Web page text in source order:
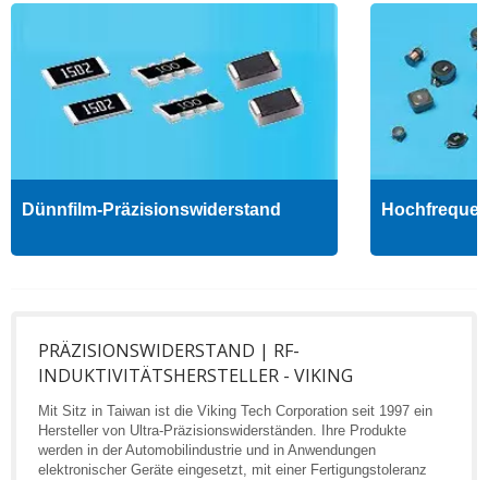
Dünnfilm-Präzisionswiderstand
PRÄZISIONSWIDERSTAND | RF-
INDUKTIVITÄTSHERSTELLER - VIKING
Mit Sitz in Taiwan ist die Viking Tech Corporation seit 1997 ein
Hersteller von Ultra-Präzisionswiderständen. Ihre Produkte
werden in der Automobilindustrie und in Anwendungen
elektronischer Geräte eingesetzt, mit einer Fertigungstoleranz